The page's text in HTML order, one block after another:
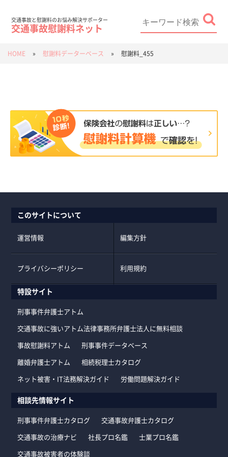
交通事故と慰謝料のお悩み解決サポーター
交通事故慰謝料ネット
HOME » 慰謝料データーベース » 慰謝料_455
このサイトについて
運営情報 編集方針
プライバシーポリシー 利用規約
特設サイト
刑事事件弁護士アトム
交通事故に強いアトム法律事務所弁護士法人に無料相談
事故慰謝料アトム 刑事事件データベース
離婚弁護士アトム 相続税理士カタログ
ネット被害・IT法務解決ガイド 労働問題解決ガイド
相談先情報サイト
刑事事件弁護士カタログ 交通事故弁護士カタログ
交通事故の治療ナビ 社長プロ名鑑 士業プロ名鑑
交通事故被害者の体験談